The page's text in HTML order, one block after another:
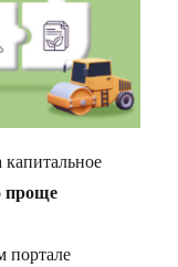
проще
портале